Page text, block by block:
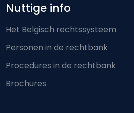
Nuttige info
Het Belgisch rechtssysteem
Personen in de rechtbank
Procedures in de rechtbank
Brochures